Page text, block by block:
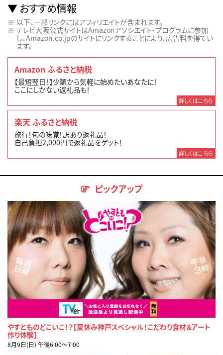
おすすめ情報
以下、一部リンクにはアフィリエイトが含まれます。
テレビ大阪公式サイトはAmazonアソシエイト・プログラムに参加
し、Amazon.co.jpのサイトにリンクすることにより、広告料を得てい
ます。
Amazon ふるさと納税
【最短翌日！】少額から気軽に始めたいあなたに！
ここにしかない返礼品も！
詳しくはこちら
楽天 ふるさと納税
旅行！旬の味覚！訳あり返礼品！
自己負担2,000円で返礼品をゲット！
詳しくはこちら
ピックアップ
やすとものどこいこ！？【夏休み神戸スペシャル！こだわり食材＆アート
作り体験】
8月9日(日) 午後6:00〜7:00